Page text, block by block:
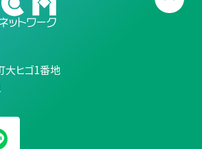
大ヒゴ1番地